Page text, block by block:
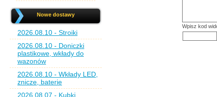
Nowe dostawy
2026.08.10 - Stroiki
2026.08.10 - Doniczki
plastikowe, wkłady do
wazonów
2026.08.10 - Wkłady LED,
znicze, baterie
2026.08.07 - Kubki
Wpisz kod